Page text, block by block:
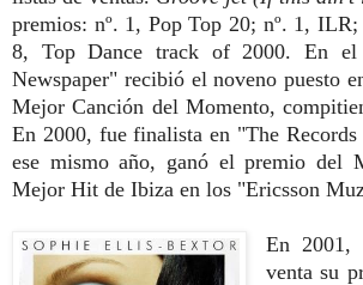
premios: nº. 1, Pop Top 20; nº. 1,
8, Top Dance track of 2000. En el
Newspaper" recibió el noveno puesto
Mejor Canción del Momento,
En 2000, fue finalista en "The
ese mismo año, ganó el premio del
Mejor Hit de Ibiza en los "Ericsson
En 2001,
venta su